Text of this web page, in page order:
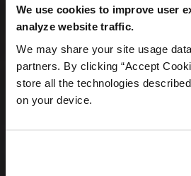
We use cookies to improve user
analyze website traffic.
We may share your site usage
partners. By clicking “Accept
store all the technologies
on your device.
Book
commercial